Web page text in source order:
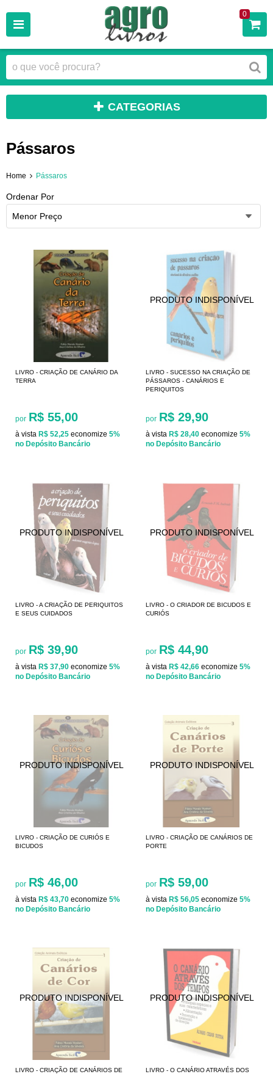
0
CATEGORIAS
Pássaros
Home Pássaros
Ordenar Por
Menor Preço
LIVRO - CRIAÇÃO DE CANÁRIO DA
TERRA
por R$ 55,00
à vista R$ 52,25 economize 5%
no Depósito Bancário
LIVRO - SUCESSO NA CRIAÇÃO DE
PÁSSAROS - CANÁRIOS E
PERIQUITOS
por R$ 29,90
à vista R$ 28,40 economize 5%
no Depósito Bancário
LIVRO - A CRIAÇÃO DE PERIQUITOS
E SEUS CUIDADOS
por R$ 39,90
à vista R$ 37,90 economize 5%
no Depósito Bancário
LIVRO - O CRIADOR DE BICUDOS E
CURIÓS
por R$ 44,90
à vista R$ 42,66 economize 5%
no Depósito Bancário
LIVRO - CRIAÇÃO DE CURIÓS E
BICUDOS
por R$ 46,00
à vista R$ 43,70 economize 5%
no Depósito Bancário
LIVRO - CRIAÇÃO DE CANÁRIOS DE
PORTE
por R$ 59,00
à vista R$ 56,05 economize 5%
no Depósito Bancário
LIVRO - CRIAÇÃO DE CANÁRIOS DE
LIVRO - O CANÁRIO ATRAVÉS DOS